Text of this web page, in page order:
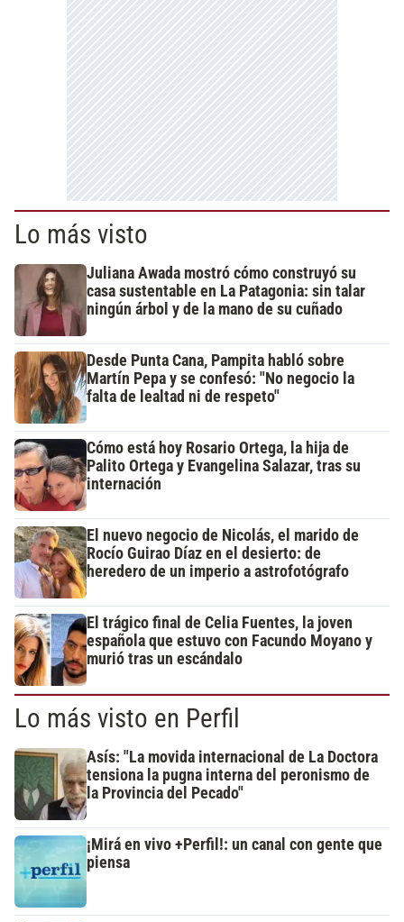
Lo más visto
Juliana Awada mostró cómo construyó su
casa sustentable en La Patagonia: sin talar
ningún árbol y de la mano de su cuñado
Desde Punta Cana, Pampita habló sobre
Martín Pepa y se confesó: "No negocio la
falta de lealtad ni de respeto"
Cómo está hoy Rosario Ortega, la hija de
Palito Ortega y Evangelina Salazar, tras su
internación
El nuevo negocio de Nicolás, el marido de
Rocío Guirao Díaz en el desierto: de
heredero de un imperio a astrofotógrafo
El trágico final de Celia Fuentes, la joven
española que estuvo con Facundo Moyano y
murió tras un escándalo
Lo más visto en Perfil
Asís: "La movida internacional de La Doctora
tensiona la pugna interna del peronismo de
la Provincia del Pecado"
¡Mirá en vivo +Perfil!: un canal con gente que
piensa